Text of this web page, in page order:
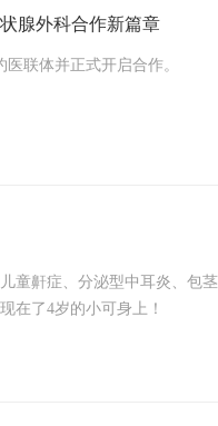
腺外科合作新篇章
联体并正式开启合作。
童鼾症、分泌型中耳炎、包茎
在了4岁的小可身上！